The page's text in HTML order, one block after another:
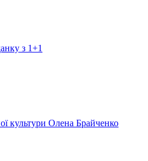
з 1+1
культури Олена Брайченко